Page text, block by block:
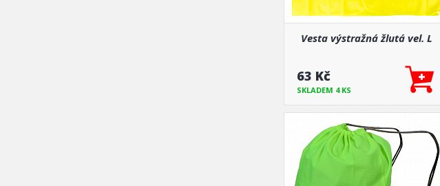
Vesta výstražná žlutá vel. L
63 Kč
SKLADEM 4 KS